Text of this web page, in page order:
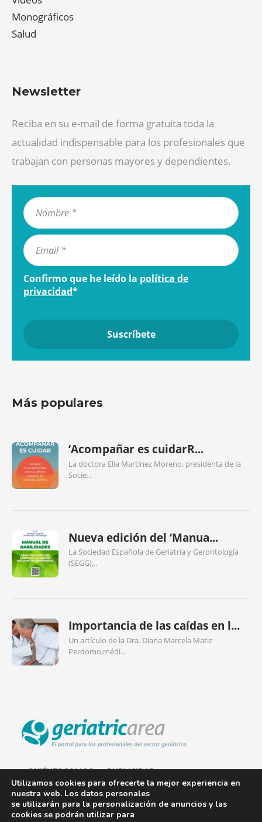
Monográficos
Salud
Newsletter
Reciba en su e-mail de forma gratuita toda la
actualidad indispensable para los profesionales que
trabajan con personas mayores y dependientes.
Confirmo que he leído la política de
privacidad*
Más populares
‘Acompañar es cuidarR...
La doctora Elia Martínez Moreno, presidenta de la
Socie...
Nueva edición del ‘Manua...
La Sociedad Española de Geriatría y Gerontología
(SEGG)...
Importancia de las caídas en l...
Un artículo de la Dra. Diana Marcela Matiz
Perdomo,médi...
QUIÉNES SOMOS PUBLICIDAD
AVISO LEGAL
POLÍTICA DE COOKIES
Utilizamos cookies para ofrecerte la mejor experiencia en
nuestra web. Los datos personales
se utilizarán para la personalización de anuncios y las
cookies se podrán utilizar para